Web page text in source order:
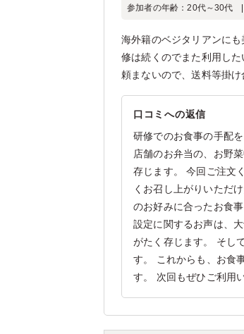
参加者の年齢：20代～30代
海外籍のベジタリアンに
修は続くのでまた利用し
頼まないので、送料等掛
口コミへの返信
研修でのお食事の手配
店舗のお弁当の、お野
存じます。 今回ご注文
くお召し上がりいただ
のお好みに合ったお食
設定に関するお声は、
がたく存じます。 そし
す。 これからも、お食
す。 次回もぜひご利用